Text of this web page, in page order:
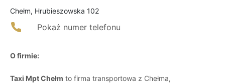
Chełm, Hrubieszowska 102
Pokaż numer telefonu
O firmie:
Taxi Mpt Chełm to firma transportowa z Chełma,